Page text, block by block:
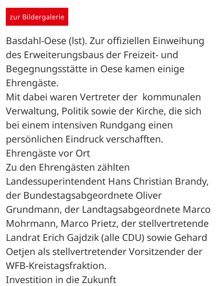
zur Bildergalerie
Basdahl-Oese (lst). Zur offiziellen Einweihung
des Erweiterungsbaus der Freizeit- und
Begegnungsstätte in Oese kamen einige
Ehrengäste.
Mit dabei waren Vertreter der  kommunalen
Verwaltung, Politik sowie der Kirche, die sich
bei einem intensiven Rundgang einen
persönlichen Eindruck verschafften.
Ehrengäste vor Ort
Zu den Ehrengästen zählten
Landessuperintendent Hans Christian Brandy,
der Bundestagsabgeordnete Oliver
Grundmann, der Landtagsabgeordnete Marco
Mohrmann, Marco Prietz, der stellvertretende
Landrat Erich Gajdzik (alle CDU) sowie Gehard
Oetjen als stellvertretender Vorsitzender der
WFB-Kreistagsfraktion.
Investition in die Zukunft